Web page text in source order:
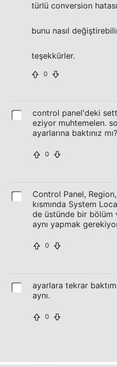
türlü conversion
bunu nasıl
teşekkürler.
0
control panel'deki
eziyor muhtemelen.
ayarlarına baktınız mı?
0
Control Panel,
kısmında System
de üstünde bir bölüm
aynı yapmak
0
ayarlara tekrar
aynı.
0